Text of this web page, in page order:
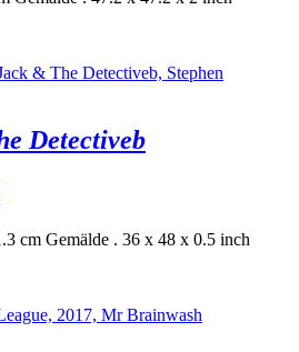
Detectiveb
cm Gemälde . 36 x 48 x 0.5 inch